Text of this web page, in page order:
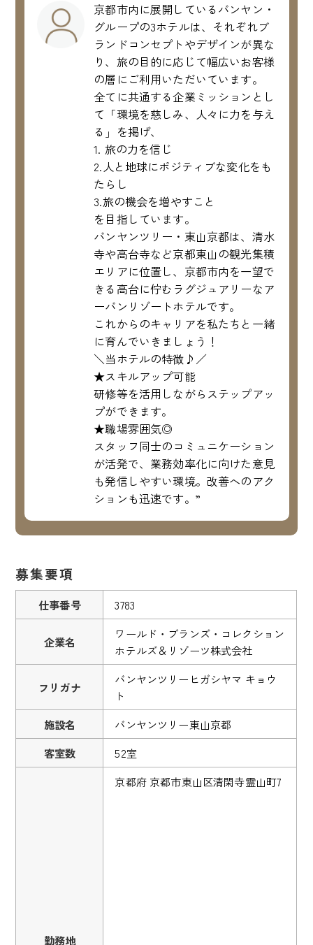
京都市内に展開しているバンヤン・
グループの3ホテルは、それぞれブ
ランドコンセプトやデザインが異な
り、旅の目的に応じて幅広いお客様
の層にご利用いただいています。
全てに共通する企業ミッションとし
て「環境を慈しみ、人々に力を与え
る」を掲げ、
1. 旅の力を信じ
2.人と地球にポジティブな変化をも
たらし
3.旅の機会を増やすこと
を目指しています。
バンヤンツリー・東山京都は、清水
寺や高台寺など京都東山の観光集積
エリアに位置し、京都市内を一望で
きる高台に佇むラグジュアリーなア
ーバンリゾートホテルです。
これからのキャリアを私たちと一緒
に育んでいきましょう！
＼当ホテルの特徴♪／
★スキルアップ可能
研修等を活用しながらステップアッ
プができます。
★職場雰囲気◎
スタッフ同士のコミュニケーション
が活発で、業務効率化に向けた意見
も発信しやすい環境。改善へのアク
ションも迅速です。”
募集要項
仕事番号 3783
企業名
ワールド・ブランズ・コレクション
ホテルズ＆リゾーツ株式会社
フリガナ
バンヤンツリーヒガシヤマ キョウ
ト
施設名
バンヤンツリー東山京都
客室数
52室
勤務地
京都府 京都市東山区清閑寺霊山町7